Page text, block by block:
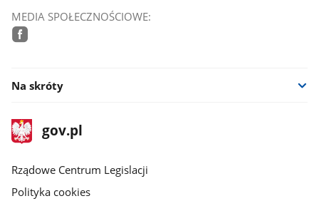
MEDIA SPOŁECZNOŚCIOWE:
Na skróty
stopka
gov.plStrona
gov.pl
Rządowe Centrum Legislacji
Polityka cookies